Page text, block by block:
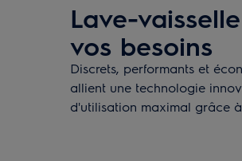
Lave-
vos besoins
Discrets, performants et
allient une technologie
d'utilisation maximal grâce